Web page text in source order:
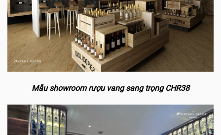
Mẫu showroom rượu vang sang trọng CHR38